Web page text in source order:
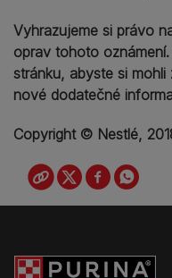
Vyhrazujeme si právo
oprav tohoto
stránku, abyste si
nové dodatečné
Copyright © Nestlé,